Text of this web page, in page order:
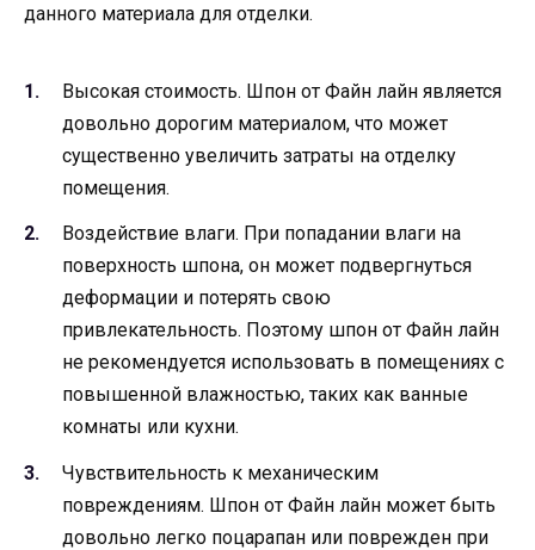
данного материала для отделки.
Высокая стоимость. Шпон от Файн лайн является
довольно дорогим материалом, что может
существенно увеличить затраты на отделку
помещения.
Воздействие влаги. При попадании влаги на
поверхность шпона, он может подвергнуться
деформации и потерять свою
привлекательность. Поэтому шпон от Файн лайн
не рекомендуется использовать в помещениях с
повышенной влажностью, таких как ванные
комнаты или кухни.
Чувствительность к механическим
повреждениям. Шпон от Файн лайн может быть
довольно легко поцарапан или поврежден при